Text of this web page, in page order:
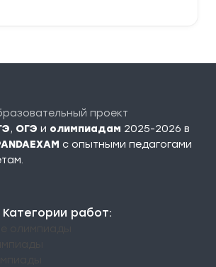
проект
, ОГЭ и олимпиадам 2025-2026 в
c опытными педагогами
Категории работ: